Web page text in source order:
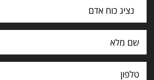
נציג כוח אדם